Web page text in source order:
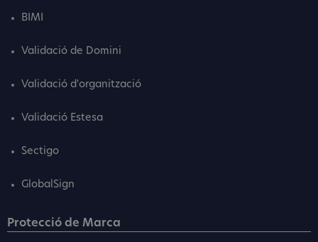
BIMI
Validació de Domini
Validació d'organització
Validació Estesa
Sectigo
GlobalSign
Protecció de Marca